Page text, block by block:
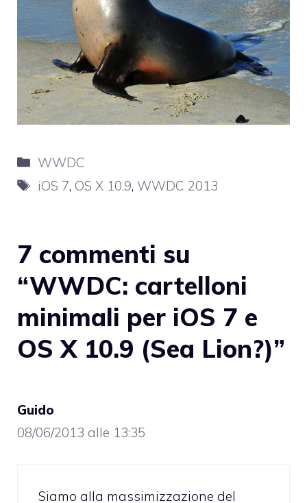
Categorie
WWDC
Tag
iOS 7, OS X 10.9, WWDC 2013
7 commenti su
“WWDC: cartelloni
minimali per iOS 7 e
OS X 10.9 (Sea Lion?)”
Guido
08/06/2013 alle 13:35
Siamo alla massimizzazione del